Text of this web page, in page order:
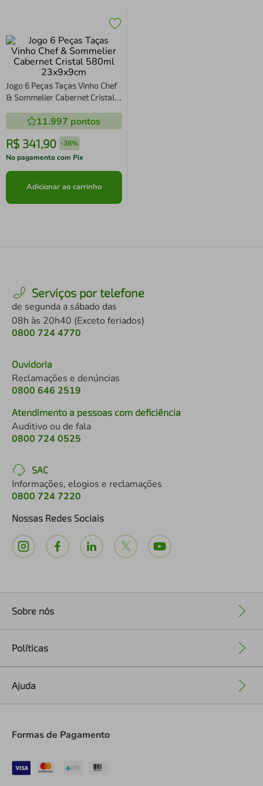
Jogo 6 Peças Taças Vinho Chef
& Sommelier Cabernet Cristal
11.997 pontos
R$ 341,90 -38%
No pagamento com Pix
Adicionar ao carrinho
Serviços por telefone
de segunda a sábado das
08h às 20h40 (Exceto feriados)
0800 724 4770
Ouvidoria
Reclamações e denúncias
0800 646 2519
Atendimento a pessoas com deficiência
Auditivo ou de fala
0800 724 0525
SAC
Informações, elogios e reclamações
0800 724 7220
Nossas Redes Sociais
Sobre nós
Políticas
Ajuda
Formas de Pagamento